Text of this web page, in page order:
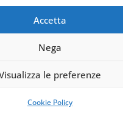
Accetta
Nega
le preferenze
Cookie Policy
del tuo
diagnosi gratuita
Per
MAPS
CHIAMA ORA